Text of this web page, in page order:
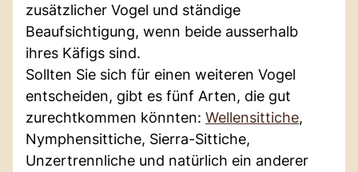
zusätzlicher Vogel und ständige
Beaufsichtigung, wenn beide ausserhalb
ihres Käfigs sind.
Sollten Sie sich für einen weiteren Vogel
entscheiden, gibt es fünf Arten, die gut
zurechtkommen könnten: Wellensittiche,
Nymphensittiche, Sierra-Sittiche,
Unzertrennliche und natürlich ein anderer